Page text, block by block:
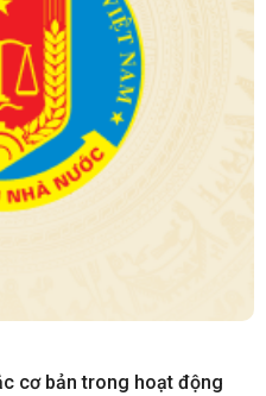
cơ bản trong hoạt động